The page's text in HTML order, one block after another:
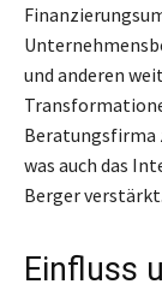
und anderen
Beratungsfirma
was auch das
Berger verstärkt.
Einfluss